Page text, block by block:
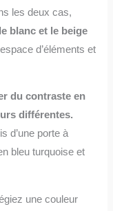
les deux cas,
blanc et le beige
d’éléments et
du contraste en
différentes.
d’une porte à
bleu turquoise et
une couleur